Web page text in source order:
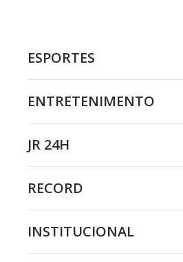
ESPORTES
ENTRETENIMENTO
JR 24H
RECORD
INSTITUCIONAL